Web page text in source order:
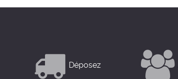
Déposez